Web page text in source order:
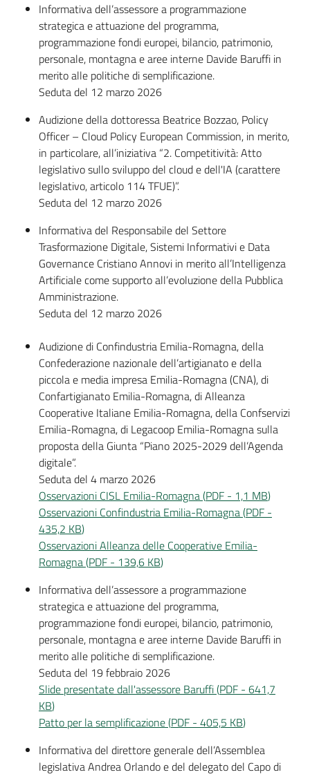
Informativa dell’assessore a programmazione
strategica e attuazione del programma,
programmazione fondi europei, bilancio, patrimonio,
personale, montagna e aree interne Davide Baruffi in
merito alle politiche di semplificazione.
Seduta del 12 marzo 2026
Audizione della dottoressa Beatrice Bozzao, Policy
Officer – Cloud Policy European Commission, in merito,
in particolare, all’iniziativa “2. Competitività: Atto
legislativo sullo sviluppo del cloud e dell'IA (carattere
legislativo, articolo 114 TFUE)”.
Seduta del 12 marzo 2026
Informativa del Responsabile del Settore
Trasformazione Digitale, Sistemi Informativi e Data
Governance Cristiano Annovi in merito all’Intelligenza
Artificiale come supporto all’evoluzione della Pubblica
Amministrazione.
Seduta del 12 marzo 2026
Audizione di Confindustria Emilia-Romagna, della
Confederazione nazionale dell’artigianato e della
piccola e media impresa Emilia-Romagna (CNA), di
Confartigianato Emilia-Romagna, di Alleanza
Cooperative Italiane Emilia-Romagna, della Confservizi
Emilia-Romagna, di Legacoop Emilia-Romagna sulla
proposta della Giunta “Piano 2025-2029 dell’Agenda
digitale”.
Seduta del 4 marzo 2026
Osservazioni CISL Emilia-Romagna(PDF - 1,1 MB)
Osservazioni Confindustria Emilia-Romagna(PDF -
435,2 KB)
Osservazioni Alleanza delle Cooperative Emilia-
Romagna(PDF - 139,6 KB)
Informativa dell’assessore a programmazione
strategica e attuazione del programma,
programmazione fondi europei, bilancio, patrimonio,
personale, montagna e aree interne Davide Baruffi in
merito alle politiche di semplificazione.
Seduta del 19 febbraio 2026
Slide presentate dall'assessore Baruffi(PDF - 641,7
KB)
Patto per la semplificazione(PDF - 405,5 KB)
Informativa del direttore generale dell’Assemblea
legislativa Andrea Orlando e del delegato del Capo di